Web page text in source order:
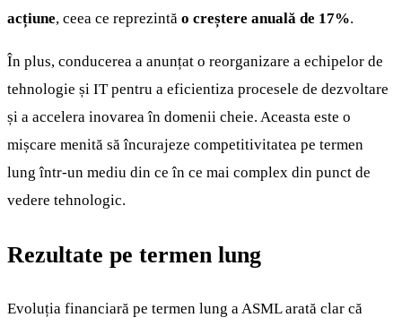
acțiune, ceea ce reprezintă o creștere anuală de 17%.
În plus, conducerea a anunțat o reorganizare a echipelor de
tehnologie și IT pentru a eficientiza procesele de dezvoltare
și a accelera inovarea în domenii cheie. Aceasta este o
mișcare menită să încurajeze competitivitatea pe termen
lung într-un mediu din ce în ce mai complex din punct de
vedere tehnologic.
Rezultate pe termen lung
Evoluția financiară pe termen lung a ASML arată clar că